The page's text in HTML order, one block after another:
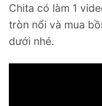
Chita có làm 1
tròn nổi và mua
dưới nhé.